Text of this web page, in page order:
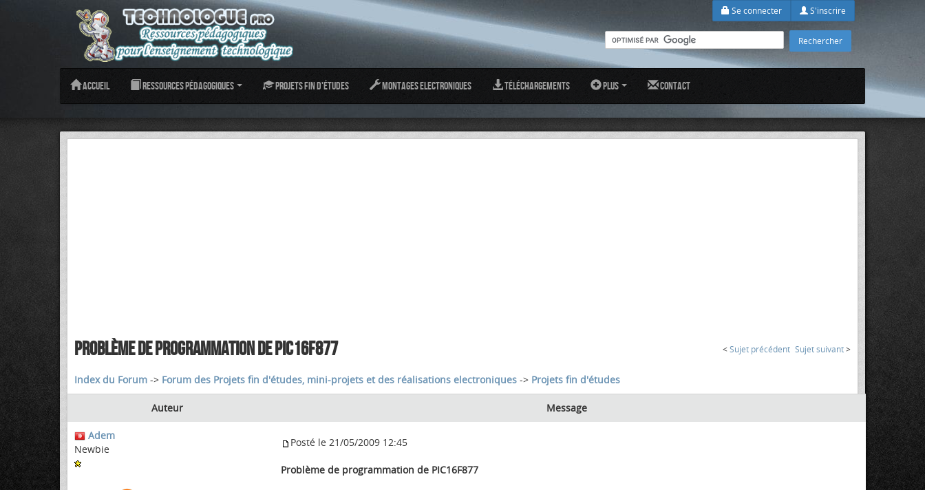
Se connecter S'inscrire
Accueil Ressources pédagogiques Projets fin d'études Montages Electroniques Téléchargements Plus Contact
PROBLÈME DE PROGRAMMATION DE PIC16F877 < Sujet précédent Sujet suivant >
Index du Forum -> Forum des Projets fin d'études, mini-projets et des réalisations electroniques -> Projets fin d'études
Auteur Message
Adem
Newbie
Posté le 21/05/2009 12:45
Problème de programmation de PIC16F877